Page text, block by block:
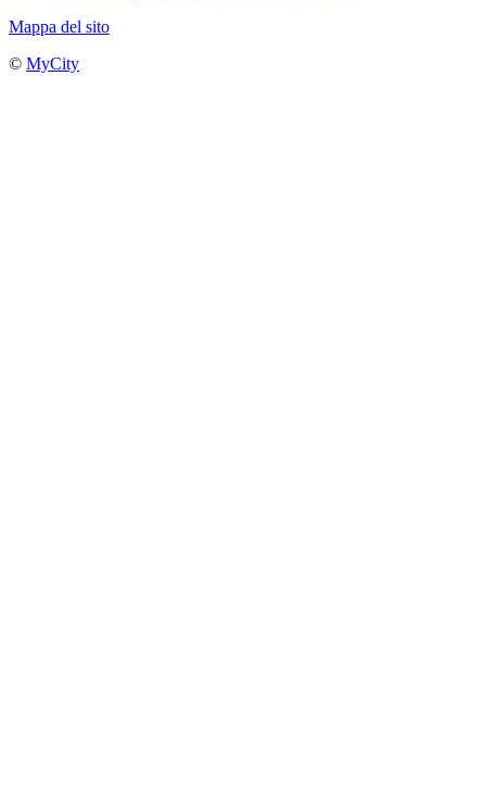
Mappa del sito
© MyCity